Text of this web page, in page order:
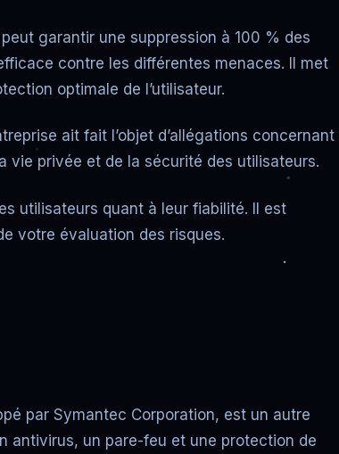
garantir une suppression à 100 % des
contre les différentes menaces. Il met
optimale de l’utilisateur.
ait fait l’objet d’allégations concernant
vie privée et de la sécurité des utilisateurs.
utilisateurs quant à leur fiabilité. Il est
votre évaluation des risques.
par Symantec Corporation, est un autre
antivirus, un pare-feu et une protection de